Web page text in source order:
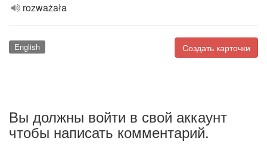
rozważała
Создать карточки
English
Вы должны войти в свой аккаунт
чтобы написать комментарий.